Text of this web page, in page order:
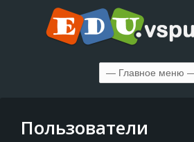
Пользователи